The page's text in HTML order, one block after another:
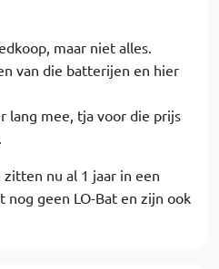
maar niet alles.
van die batterijen en hier
lang mee, tja voor die prijs
nu al 1 jaar in een
geen LO-Bat en zijn ook